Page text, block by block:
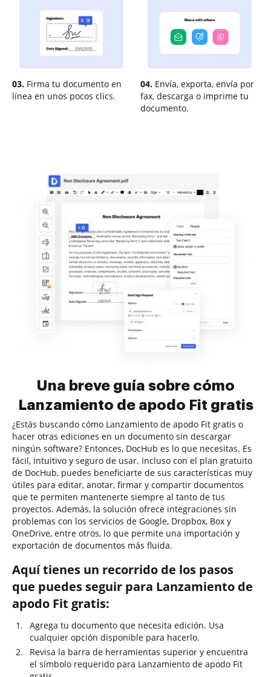
03. Firma tu documento en
línea en unos pocos clics.
04. Envía, exporta, envía por
fax, descarga o imprime tu
documento.
Una breve guía sobre cómo
Lanzamiento de apodo Fit gratis
¿Estás buscando cómo Lanzamiento de apodo Fit gratis o
hacer otras ediciones en un documento sin descargar
ningún software? Entonces, DocHub es lo que necesitas. Es
fácil, intuitivo y seguro de usar. Incluso con el plan gratuito
de DocHub, puedes beneficiarte de sus características muy
útiles para editar, anotar, firmar y compartir documentos
que te permiten mantenerte siempre al tanto de tus
proyectos. Además, la solución ofrece integraciones sin
problemas con los servicios de Google, Dropbox, Box y
OneDrive, entre otros, lo que permite una importación y
exportación de documentos más fluida.
Aquí tienes un recorrido de los pasos
que puedes seguir para Lanzamiento de
apodo Fit gratis:
Agrega tu documento que necesita edición. Usa
cualquier opción disponible para hacerlo.
Revisa la barra de herramientas superior y encuentra
el símbolo requerido para Lanzamiento de apodo Fit